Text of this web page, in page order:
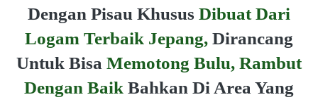
Dengan Pisau Khusus Dibuat Dari
Logam Terbaik Jepang, Dirancang
Untuk Bisa Memotong Bulu, Rambut
Dengan Baik Bahkan Di Area Yang